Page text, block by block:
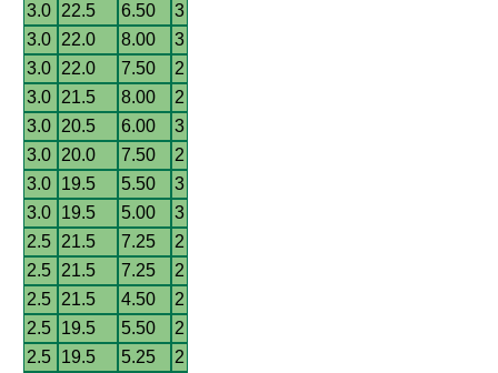
3.0
22.5 6.50
3
3.0
22.0 8.00
3
3.0
22.0 7.50
2
3.0
21.5 8.00
2
3.0
20.5 6.00
3
3.0
20.0 7.50
2
3.0
19.5 5.50
3
3.0
19.5 5.00
3
2.5
21.5 7.25
2
2.5
21.5 7.25
2
2.5
21.5 4.50
2
2.5
19.5 5.50
2
2.5
19.5 5.25
2